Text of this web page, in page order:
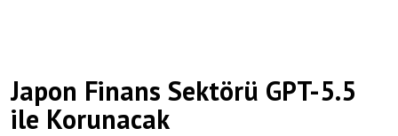
Japon Finans Sektörü GPT-5.5
ile Korunacak